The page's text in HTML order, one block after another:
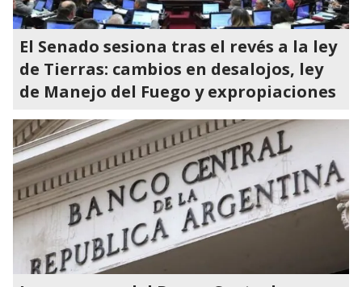
El Senado sesiona tras el revés a la ley
de Tierras: cambios en desalojos, ley
de Manejo del Fuego y expropiaciones